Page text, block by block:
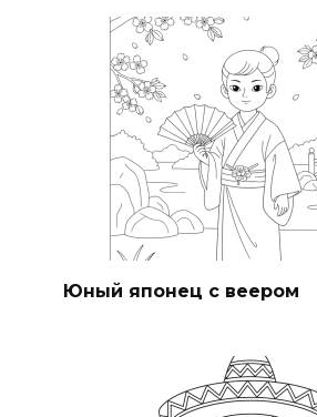
Юный японец с веером